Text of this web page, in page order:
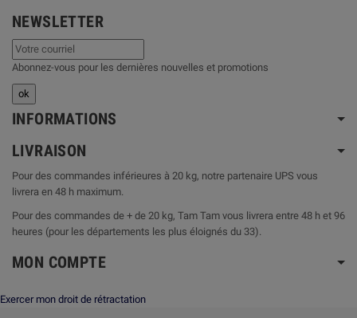
NEWSLETTER
Abonnez-vous pour les dernières nouvelles et promotions
INFORMATIONS
LIVRAISON
Pour des commandes inférieures à 20 kg, notre partenaire UPS vous
livrera en 48 h maximum.
Pour des commandes de + de 20 kg, Tam Tam vous livrera entre 48 h et 96
heures (pour les départements les plus éloignés du 33).
MON COMPTE
Exercer mon droit de rétractation